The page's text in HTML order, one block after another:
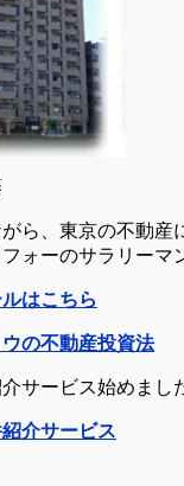
ら、東京の不動産
ォーのサラリーマ
はこちら
の不動産投資法
サービス始めまし
介サービス